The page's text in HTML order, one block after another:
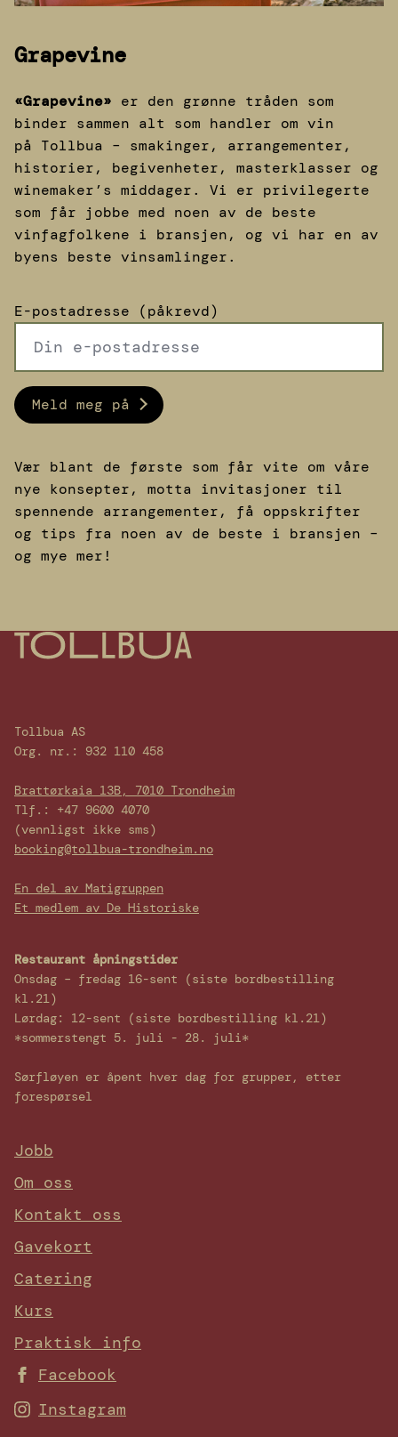
Grapevine
«Grapevine» er den grønne tråden som
binder sammen alt som handler om vin
på Tollbua – smakinger, arrangementer,
historier, begivenheter, masterklasser og
winemaker’s middager. Vi er privilegerte
som får jobbe med noen av de beste
vinfagfolkene i bransjen, og vi har en av
byens beste vinsamlinger.
E-postadresse (påkrevd)
Meld meg på
Vær blant de første som får vite om våre
nye konsepter, motta invitasjoner til
spennende arrangementer, få oppskrifter
og tips fra noen av de beste i bransjen –
og mye mer!
Tollbua AS
Org. nr.: 932 110 458
Brattørkaia 13B, 7010 Trondheim
Tlf.: +47 9600 4070
(vennligst ikke sms)
booking@tollbua-trondheim.no
En del av Matigruppen
Et medlem av De Historiske
Restaurant åpningstider
Onsdag – fredag 16-sent (siste bordbestilling
kl.21)
Lørdag: 12-sent (siste bordbestilling kl.21)
*sommerstengt 5. juli - 28. juli*
Sørfløyen er åpent hver dag for grupper, etter
forespørsel
Jobb
Om oss
Kontakt oss
Gavekort
Catering
Kurs
Praktisk info
Facebook
Instagram